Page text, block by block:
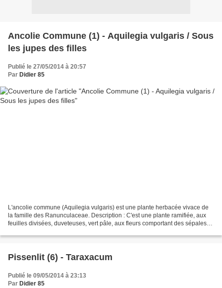
Ancolie Commune (1) - Aquilegia vulgaris / Sous
les jupes des filles
Publié le 27/05/2014 à 20:57
Par Didier 85
L'ancolie commune (Aquilegia vulgaris) est une plante herbacée vivace de
la famille des Ranunculaceae. Description : C'est une plante ramifiée, aux
feuilles divisées, duveteuses, vert pâle, aux fleurs comportant des sépales
Pissenlit (6) - Taraxacum
Publié le 09/05/2014 à 23:13
Par Didier 85